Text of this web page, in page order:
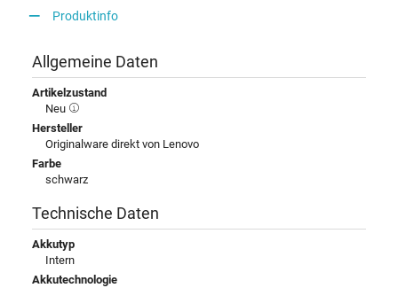
Produktinfo
Allgemeine Daten
Artikelzustand
Neu
Hersteller
Originalware direkt von Lenovo
Farbe
schwarz
Technische Daten
Akkutyp
Intern
Akkutechnologie